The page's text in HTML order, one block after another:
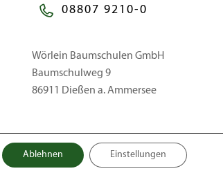
08807 9210-0
Wörlein Baumschulen GmbH
Baumschulweg 9
86911 Dießen a. Ammersee
Ablehnen Einstellungen